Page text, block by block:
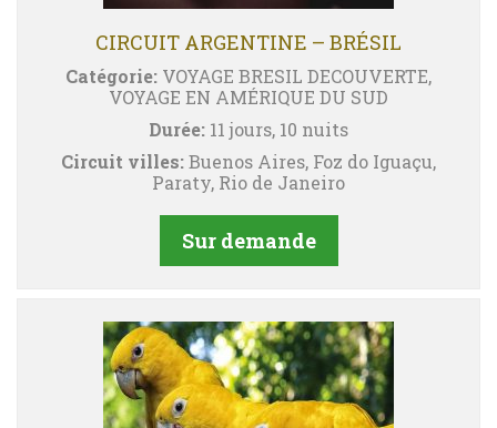
CIRCUIT ARGENTINE – BRÉSIL
Catégorie: VOYAGE BRESIL DECOUVERTE,
VOYAGE EN AMÉRIQUE DU SUD
Durée: 11 jours, 10 nuits
Circuit villes:Buenos Aires, Foz do Iguaçu,
Paraty, Rio de Janeiro
Sur demande